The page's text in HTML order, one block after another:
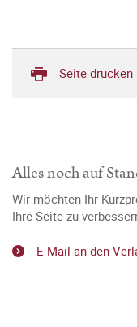
Seite drucken
Alles noch auf
Wir möchten Ihr
Ihre Seite zu
E-Mail an den